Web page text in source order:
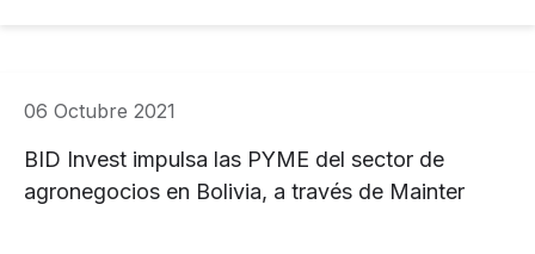
06 Octubre 2021
BID Invest impulsa las PYME del sector de
agronegocios en Bolivia, a través de Mainter